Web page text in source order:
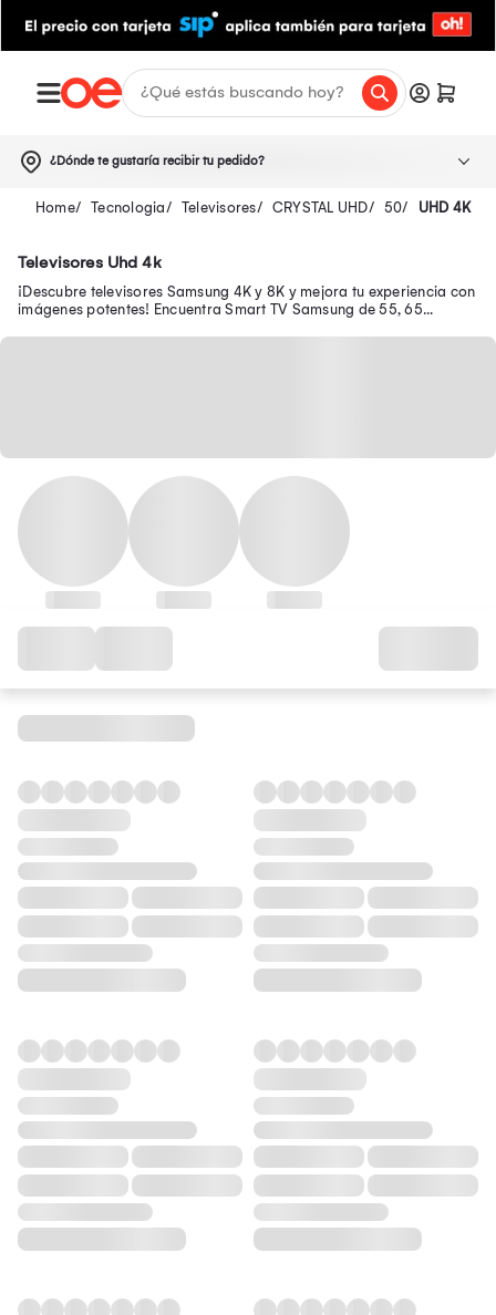
¿Dónde te gustaría recibir tu pedido?
Tecnologia Televisores CRYSTAL UHD 50 UHD 4K
Televisores Uhd 4k
¡Descubre televisores Samsung 4K y 8K y mejora tu experiencia con
imágenes potentes! Encuentra Smart TV Samsung de 55, 65